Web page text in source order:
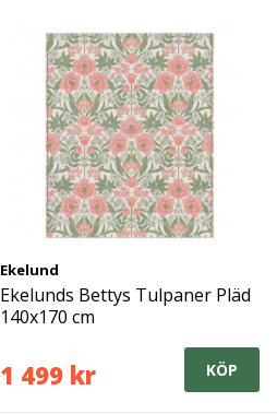
Ekelund
Ekelunds Bettys Tulpaner Pläd
140x170 cm
1 499 kr KÖP